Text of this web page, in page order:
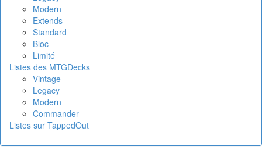
Modern
Extends
Standard
Bloc
Limité
Listes des MTGDecks
Vintage
Legacy
Modern
Commander
Listes sur TappedOut